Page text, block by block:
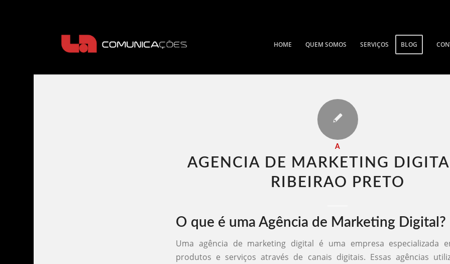
HOME QUEM SOMOS SERVIÇOS BLOG
A
AGENCIA DE MARKETING
RIBEIRAO PRETO​
O que é uma Agência de Marketing Digital?
Uma agência de marketing digital é uma empresa especializada
produtos e serviços através de canais digitais. Essas agências